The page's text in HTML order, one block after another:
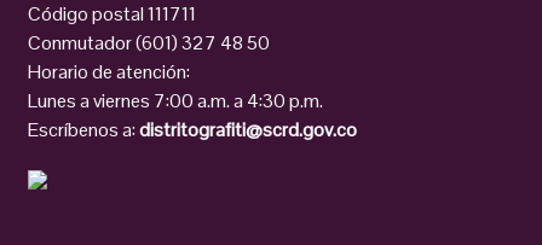
Código postal 111711
Conmutador (601) 327 48 50
Horario de atención:
Lunes a viernes 7:00 a.m. a 4:30 p.m.
Escríbenos a:distritografiti@scrd.gov.co